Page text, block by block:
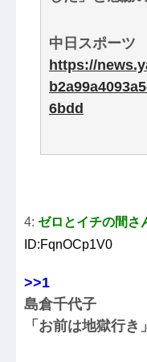
中日スポーツ
https://
6bdd
4: ゼロとイチの間さ
ID:FqnOCp1V0
>>1
島倉千代子
「お前は地獄行き」